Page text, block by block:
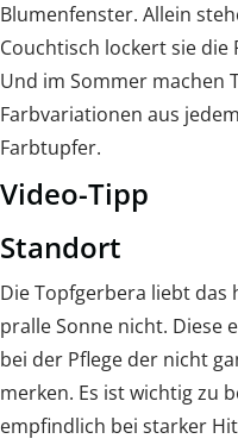
Blumenfenster. Allein
Couchtisch lockert sie
Und im Sommer machen
Farbvariationen aus
Farbtupfer.
Video-Tipp
Standort
Die Topfgerbera liebt das
pralle Sonne nicht. Diese
bei der Pflege der nicht
merken. Es ist wichtig zu
empfindlich bei starker